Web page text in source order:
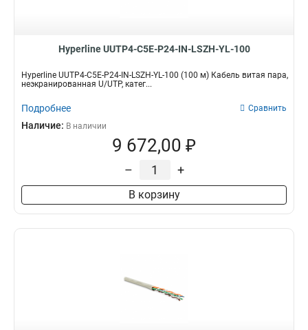
Hyperline UUTP4-C5E-P24-IN-LSZH-YL-100
Hyperline UUTP4-C5E-P24-IN-LSZH-YL-100 (100 м) Кабель витая пара,
неэкранированная U/UTP, катег...
Подробнее Сравнить
Наличие: В наличии
9 672,00 ₽
– +
В корзину